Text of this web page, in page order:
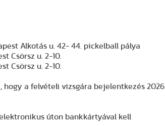
Alkotás u. 42- 44. pickelball pálya
Csörsz u. 2-10.
Csörsz u. 2-10.
a felvételi vizsgára bejelentkezés 2026.
úton bankkártyával kell